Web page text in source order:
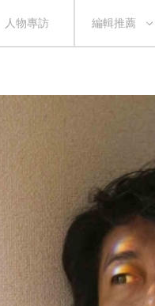
人物專訪 編輯推薦